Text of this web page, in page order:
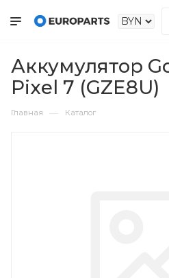
Аккумулятор
Pixel 7 (GZE8U)
Главная — Каталог